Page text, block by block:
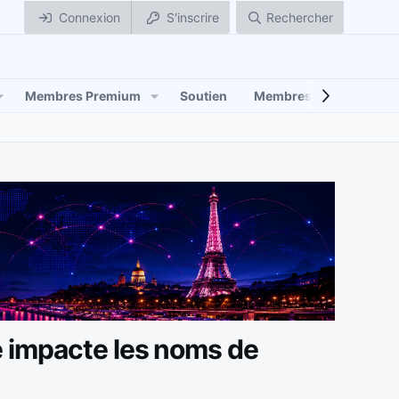
Connexion S'inscrire Rechercher
Membres Premium Soutien Membres
les noms de